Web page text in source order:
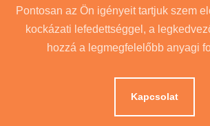
Pontosan az Ön igényeit tartjuk szem
kockázati lefedettséggel, a
hozzá a legmegfelelőbb anyagi
Kapcsolat